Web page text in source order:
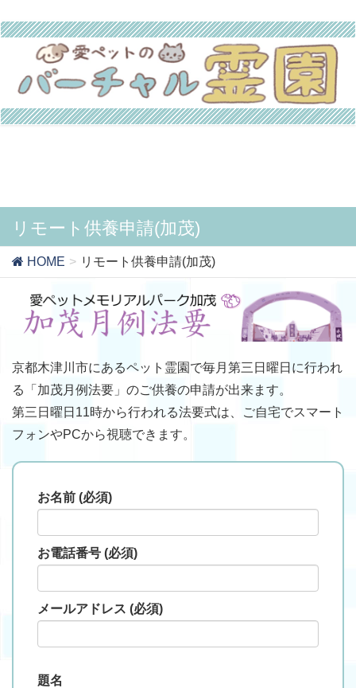
リモート供養申請(加茂)
HOME リモート供養申請(加茂)
京都木津川市にあるペット霊園で毎月第三日曜日に行われ
る「加茂月例法要」のご供養の申請が出来ます。
第三日曜日11時から行われる法要式は、ご自宅でスマート
フォンやPCから視聴できます。
お名前 (必須)
お電話番号 (必須)
メールアドレス (必須)
題名